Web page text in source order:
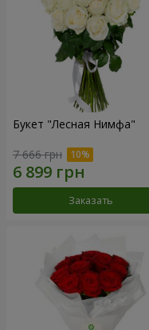
Букет "Лесная Нимфа"
7 666 грн
Заказать